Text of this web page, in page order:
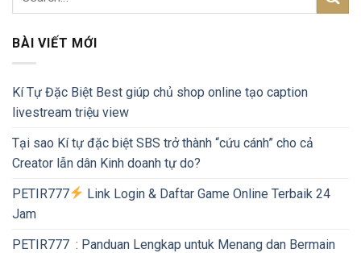
BÀI VIẾT MỚI
Kí Tự Đặc Biệt Best giúp chủ shop online tạo caption
livestream triệu view
Tại sao Kí tự đặc biệt SBS trở thành “cứu cánh” cho cả
Creator lẫn dân Kinh doanh tự do?
PETIR777
Link Login & Daftar Game Online Terbaik 24
Jam
PETIR777 : Panduan Lengkap untuk Menang dan Bermain